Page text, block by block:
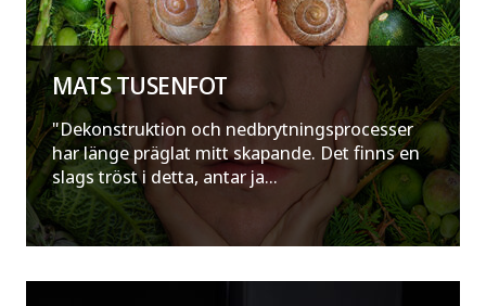
MATS TUSENFOT
"Dekonstruktion och nedbrytningsprocesser
har länge präglat mitt skapande. Det finns en
slags tröst i detta, antar ja...